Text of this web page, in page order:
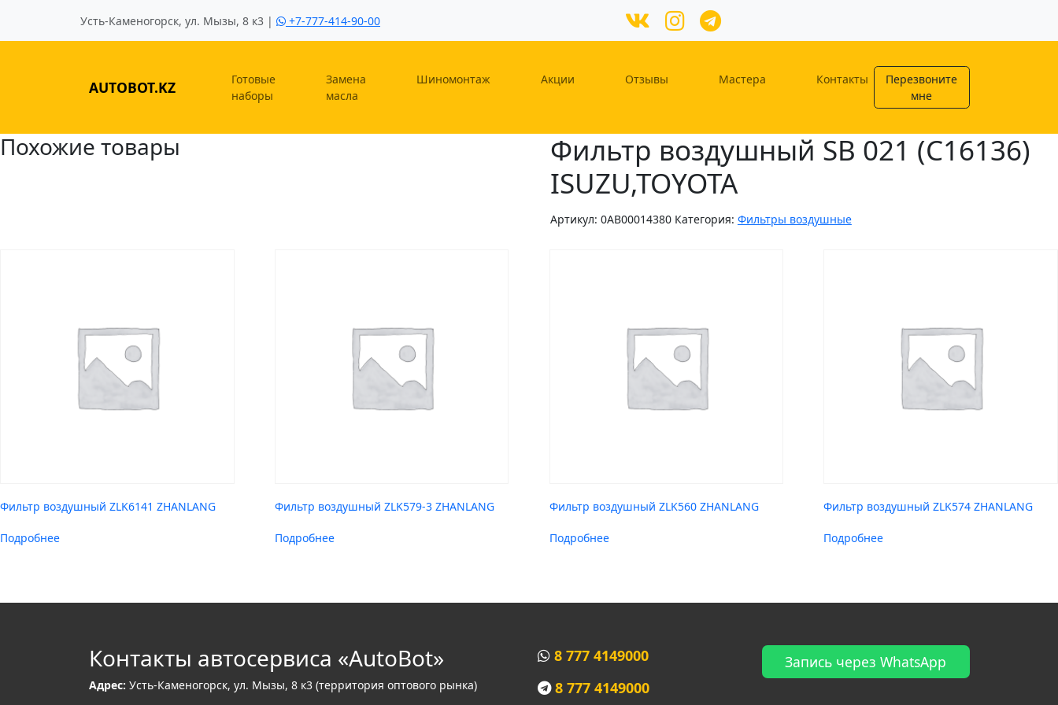
Усть-Каменогорск, ул. Мызы, 8 к3 | +7-777-414-90-00
AUTOBOT.KZ
Готовые
наборы
Замена
масла
Шиномонтаж Акции Отзывы Мастера Контакты
Перезвоните
мне
Фильтр воздушный SB 021 (C16136)
ISUZU,TOYOTA
Артикул: 0AB00014380 Категория: Фильтры воздушные
Похожие товары
Фильтр воздушный ZLK6141 ZHANLANG
Подробнее
Фильтр воздушный ZLK579-3 ZHANLANG
Подробнее
Фильтр воздушный ZLK560 ZHANLANG
Подробнее
Фильтр воздушный ZLK574 ZHANLANG
Подробнее
Контакты автосервиса «AutoBot»
Адрес: Усть-Каменогорск, ул. Мызы, 8 к3 (территория оптового рынка)
8 777 4149000
8 777 4149000
Запись через WhatsApp